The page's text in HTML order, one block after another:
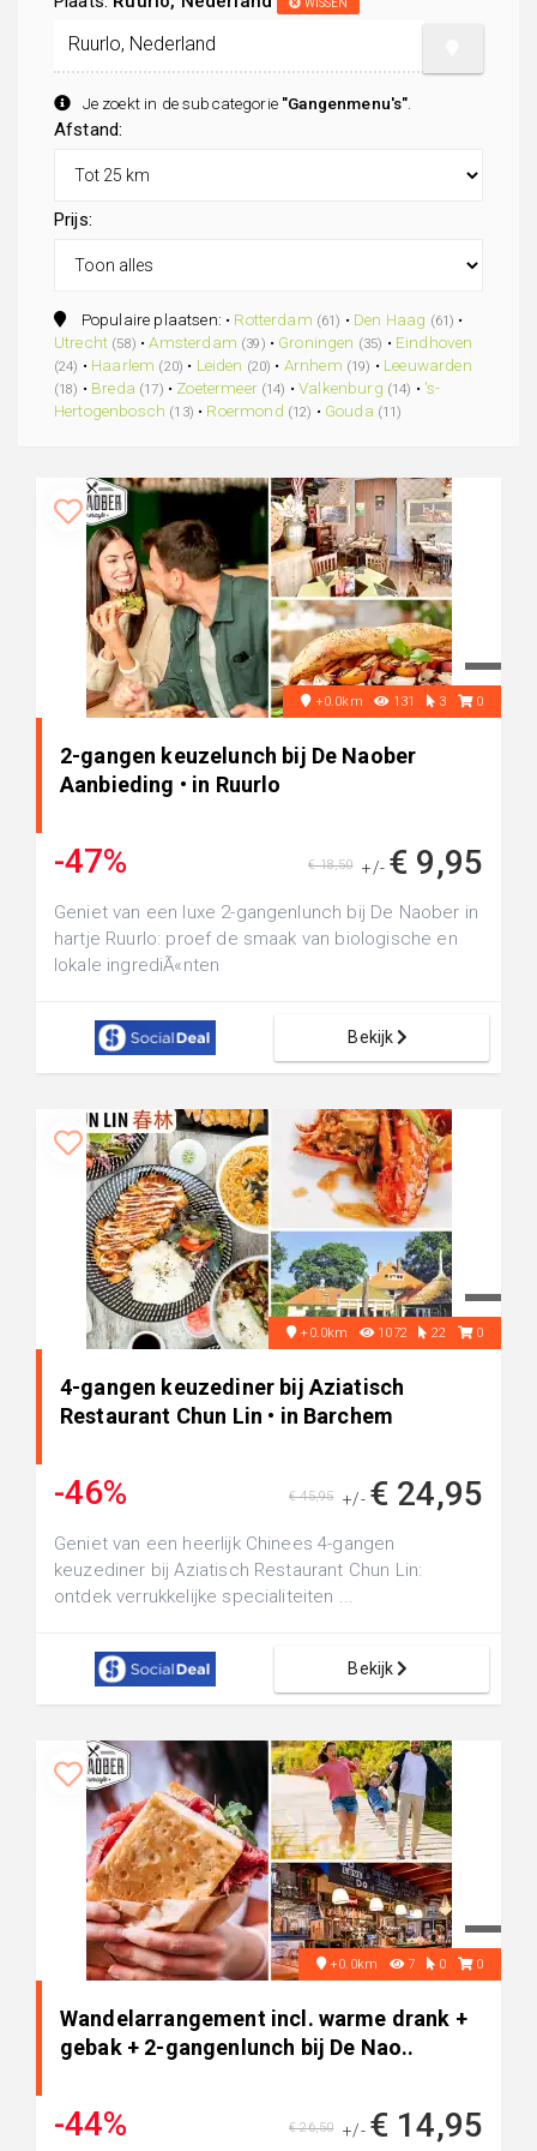
Je zoekt in de subcategorie "Gangenmenu's"
Afstand:
Prijs:
Populaire plaatsen: • Rotterdam (61) • Den Haag (61) •
Utrecht (58) •Amsterdam (39) • Groningen (35) • Eindhoven
(24) • Haarlem (20) • Leiden (20) • Arnhem (19) • Leeuwarden
(18) • Breda (17) • Zoetermeer (14) •Valkenburg (14) • 's-
Hertogenbosch (13) • Roermond (12) • Gouda (11)
+0.0km 131 3 0
2-gangen keuzelunch bij De Naober
Aanbieding • in Ruurlo
-47% +/- € 9,95
€ 18,50
Geniet van een luxe 2-gangenlunch bij De Naober in
hartje Ruurlo: proef de smaak van biologische en
lokale ingrediÃ«nten
Bekijk
+0.0km 1072 22 0
4-gangen keuzediner bij Aziatisch
Restaurant Chun Lin • in Barchem
-46% +/- € 24,95
€ 45,95
Geniet van een heerlijk Chinees 4-gangen
keuzediner bij Aziatisch Restaurant Chun Lin:
ontdek verrukkelijke specialiteiten ...
Bekijk
+0.0km 7 0 0
Wandelarrangement incl. warme drank +
gebak + 2-gangenlunch bij De Nao..
-44% +/- € 14,95
€ 26,50